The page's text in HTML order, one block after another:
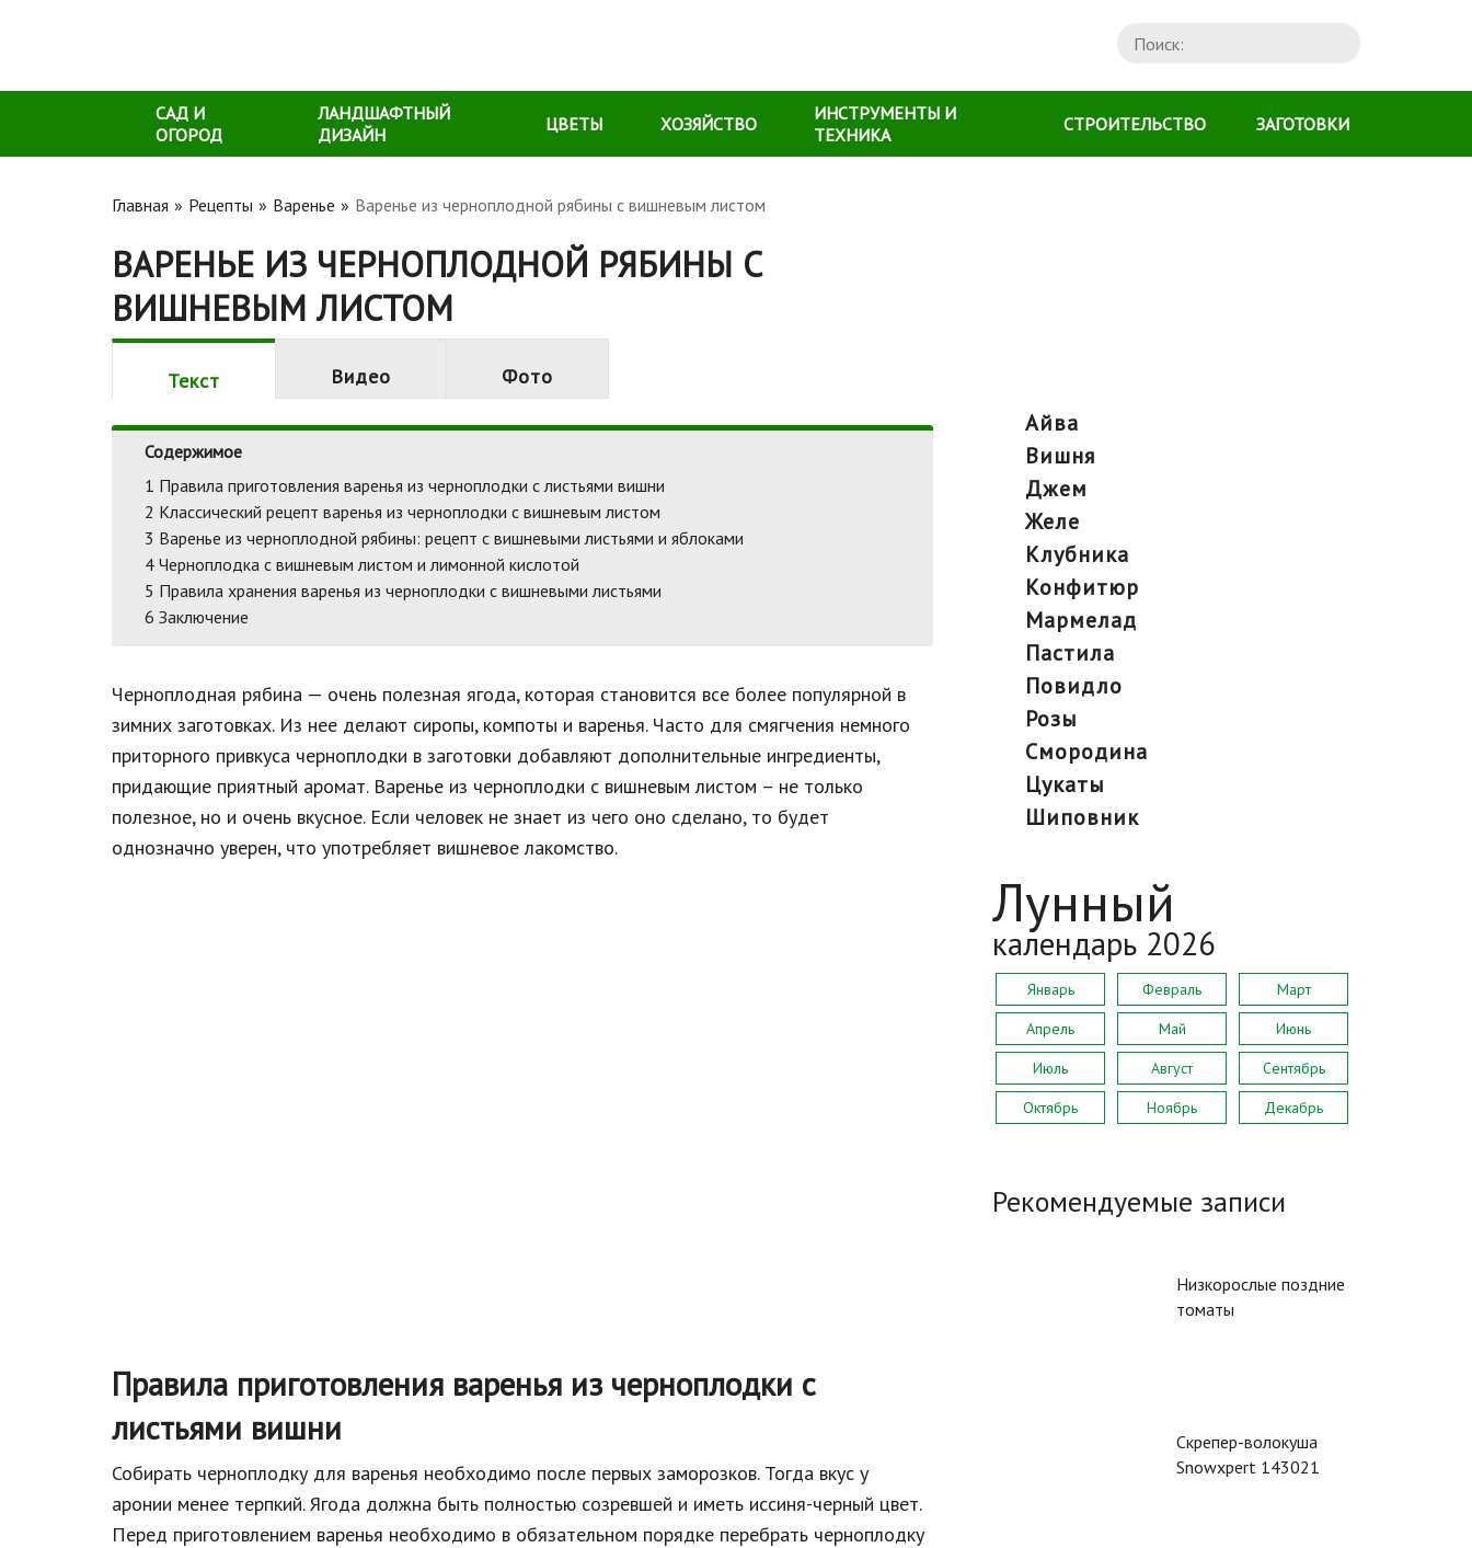
САД И
ОГОРОД
ЛАНДШАФТНЫЙ
ДИЗАЙН
ЦВЕТЫ ХОЗЯЙСТВО
ИНСТРУМЕНТЫ И
ТЕХНИКА
СТРОИТЕЛЬСТВО ЗАГОТОВКИ
Главная Рецепты Варенье Варенье из черноплодной рябины с вишневым листом
ВАРЕНЬЕ ИЗ ЧЕРНОПЛОДНОЙ РЯБИНЫ С
ВИШНЕВЫМ ЛИСТОМ
Текст Видео Фото
Содержимое
1 Правила приготовления варенья из черноплодки с листьями вишни
2 Классический рецепт варенья из черноплодки с вишневым листом
3 Варенье из черноплодной рябины: рецепт с вишневыми листьями и яблоками
4 Черноплодка с вишневым листом и лимонной кислотой
5 Правила хранения варенья из черноплодки с вишневыми листьями
6 Заключение
Черноплодная рябина — очень полезная ягода, которая становится все более популярной в
зимних заготовках. Из нее делают сиропы, компоты и варенья. Часто для смягчения немного
приторного привкуса черноплодки в заготовки добавляют дополнительные ингредиенты,
придающие приятный аромат. Варенье из черноплодки с вишневым листом – не только
полезное, но и очень вкусное. Если человек не знает из чего оно сделано, то будет
однозначно уверен, что употребляет вишневое лакомство.
Правила приготовления варенья из черноплодки с
листьями вишни
Собирать черноплодку для варенья необходимо после первых заморозков. Тогда вкус у
аронии менее терпкий. Ягода должна быть полностью созревшей и иметь иссиня-черный цвет.
Перед приготовлением варенья необходимо в обязательном порядке перебрать черноплодку
айва
вишня
джем
желе
клубника
конфитюр
мармелад
пастила
повидло
розы
смородина
цукаты
шиповник
Лунный
календарь 2026
Январь Февраль
Март
Апрель
Май
Июнь
Июль
Август
Сентябрь
Октябрь
Ноябрь Декабрь
Рекомендуемые записи
Низкорослые поздние
томаты
Скрепер-волокуша
Snowxpert 143021